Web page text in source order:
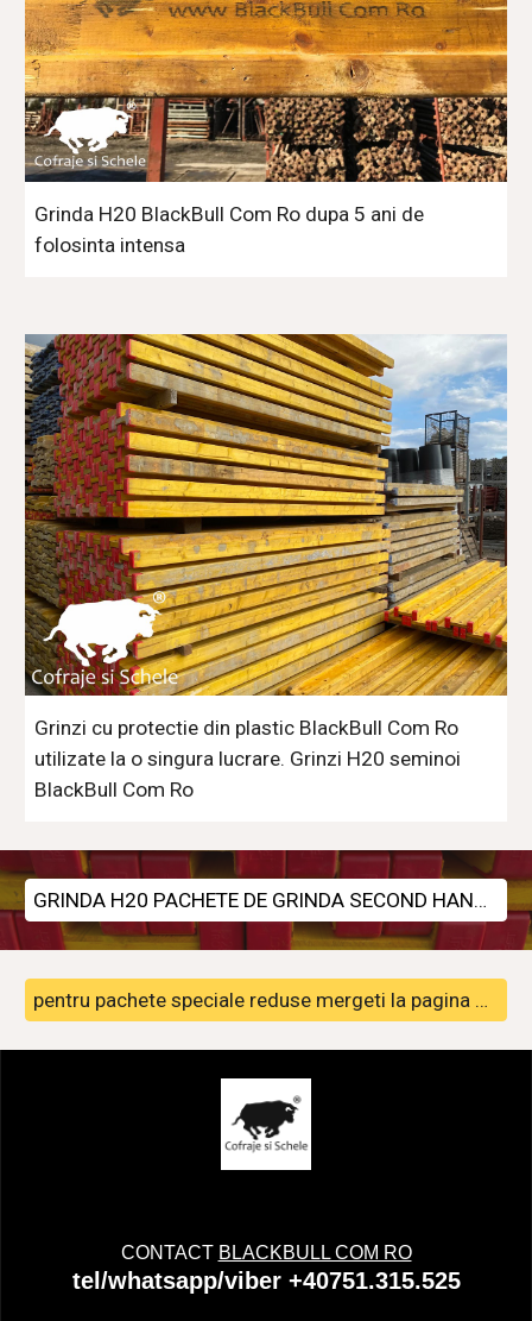
Grinda H20 BlackBull Com Ro dupa 5 ani de
folosinta intensa
Grinzi cu protectie din plastic BlackBull Com Ro
utilizate la o singura lucrare. Grinzi H20 seminoi
BlackBull Com Ro
GRINDA H20 PACHETE DE GRINDA SECOND HAND SAU NOUA
pentru pachete speciale reduse mergeti la pagina de PROMOTII
CONTACT BLACKBULL COM RO
tel/whatsapp/viber +40751.315.525